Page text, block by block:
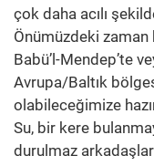
çok daha acılı
Önümüzdeki zaman
Babü’l-Mendep’te
Avrupa/Baltık
olabileceğimize
Su, bir kere
durulmaz